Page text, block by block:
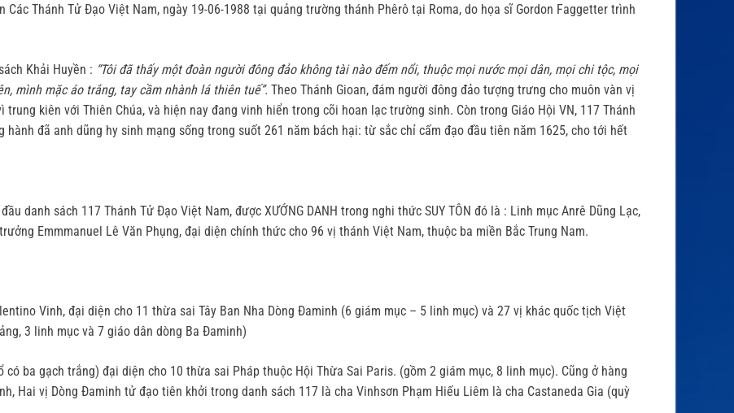
Thánh Tử Đạo Việt Nam, ngày 19-06-1988 tại quảng trường thánh Phêrô tại Roma, do họa sĩ Gordon Faggetter trình
Khải Huyền : “Tôi đã thấy một đoàn người đông đảo không tài nào đếm nổi, thuộc mọi nước mọi dân, mọi chi tộc, mọi
mình mặc áo trắng, tay cầm nhành lá thiên tuế”. Theo Thánh Gioan, đám người đông đảo tượng trưng cho muôn vàn vị
kiên với Thiên Chúa, và hiện nay đang vinh hiển trong cõi hoan lạc trường sinh. Còn trong Giáo Hội VN, 117 Thánh
đã anh dũng hy sinh mạng sống trong suốt 261 năm bách hại: từ sắc chỉ cấm đạo đầu tiên năm 1625, cho tới hết
danh sách 117 Thánh Tử Đạo Việt Nam, được XƯỚNG DANH trong nghi thức SUY TÔN đó là : Linh mục Anrê Dũng Lạc,
Emmmanuel Lê Văn Phụng, đại diện chính thức cho 96 vị thánh Việt Nam, thuộc ba miền Bắc Trung Nam.
Vinh, đại diện cho 11 thừa sai Tây Ban Nha Dòng Đaminh (6 giám mục – 5 linh mục) và 27 vị khác quốc tịch Việt
3 linh mục và 7 giáo dân dòng Ba Đaminh)
có ba gạch trắng) đại diện cho 10 thừa sai Pháp thuộc Hội Thừa Sai Paris. (gồm 2 giám mục, 8 linh mục). Cũng ở hàng
Hai vị Dòng Đaminh tử đạo tiên khởi trong danh sách 117 là cha Vinhsơn Phạm Hiếu Liêm là cha Castaneda Gia (quỳ